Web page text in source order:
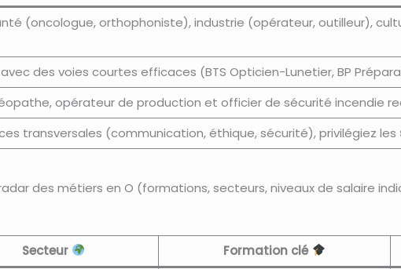
(oncologue, orthophoniste), industrie (opérateur, outilleur),
des voies courtes efficaces (BTS Opticien-Lunetier, BP
opérateur de production et officier de sécurité incendie
transversales (communication, éthique, sécurité), privilégiez les
des métiers en O (formations, secteurs, niveaux de salaire
Secteur Formation clé